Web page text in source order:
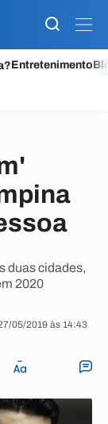
Entretenimento
duas cidades,
2020
05/2019 às 14:43